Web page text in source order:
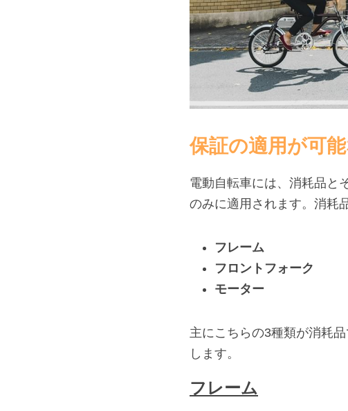
保証の適用が可
電動自転車には、消耗品と
のみに適用されます。消耗
フレーム
フロントフォーク
モーター
主にこちらの3種類が消耗
します。
フレーム